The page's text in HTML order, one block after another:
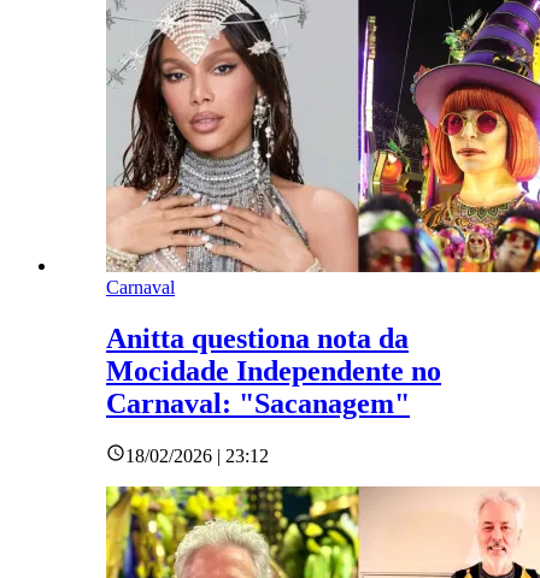
Carnaval
Anitta questiona nota da
Mocidade Independente no
Carnaval: "Sacanagem"
18/02/2026 | 23:12